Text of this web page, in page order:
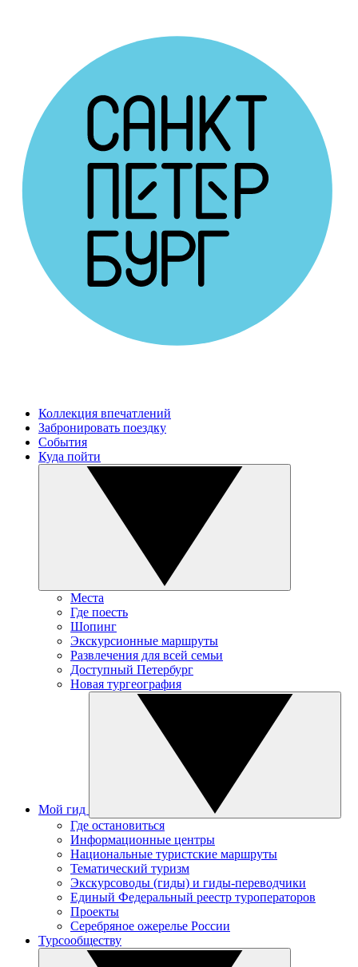
Коллекция впечатлений
Забронировать поездку
События
Куда пойти
Места
Где поесть
Шопинг
Экскурсионные маршруты
Развлечения для всей семьи
Доступный Петербург
Новая тургеография
Мой гид
Где остановиться
Информационные центры
Национальные туристские маршруты
Тематический туризм
Экскурсоводы (гиды) и гиды-переводчики
Единый Федеральный реестр туроператоров
Проекты
Серебряное ожерелье России
Турсообществу